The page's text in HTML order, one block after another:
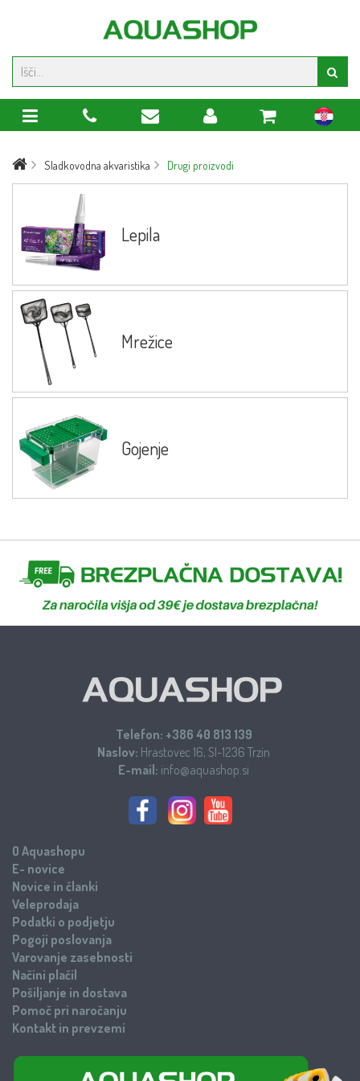
hr
Sladkovodna akvaristika Drugi proizvodi
Lepila
Mrežice
Gojenje
Telefon: +386 40 813 139
Naslov: Hrastovec 16, SI-1236 Trzin
E-mail: info@aquashop.si
O Aquashopu
E- novice
Novice in članki
Veleprodaja
Podatki o podjetju
Pogoji poslovanja
Varovanje zasebnosti
Načini plačil
Pošiljanje in dostava
Pomoč pri naročanju
Kontakt in prevzemi